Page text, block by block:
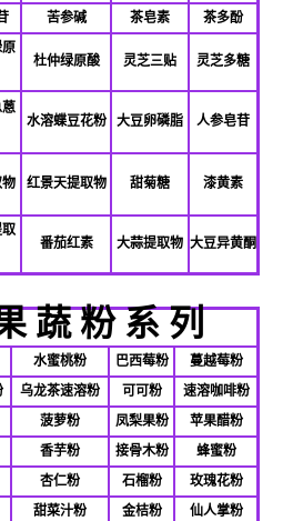
苦参碱 茶皂素 茶多酚
原
杜仲绿原酸 灵芝三贴 灵芝多糖
水溶蝶豆花粉 大豆卵磷脂 人参皂苷
红景天提取物 甜菊糖 漆黄素
取
番茄红素 大蒜提取物 大豆异黄酮
蔬粉系列
水蜜桃粉 巴西莓粉
蔓越莓粉
乌龙茶速溶粉 可可粉
速溶咖啡粉
菠萝粉 凤梨果粉
苹果醋粉
香芋粉 接骨木粉
蜂蜜粉
杏仁粉 石榴粉
玫瑰花粉
甜菜汁粉 金桔粉
仙人掌粉